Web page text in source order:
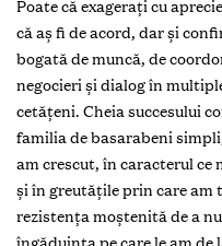
Poate că exagerați cu
că aș fi de acord, dar și
bogată de muncă, de
negocieri și dialog în
cetățeni. Cheia succesului
familia de basarabeni
am crescut, în caracterul
și în greutățile prin care am
rezistența moștenită de a